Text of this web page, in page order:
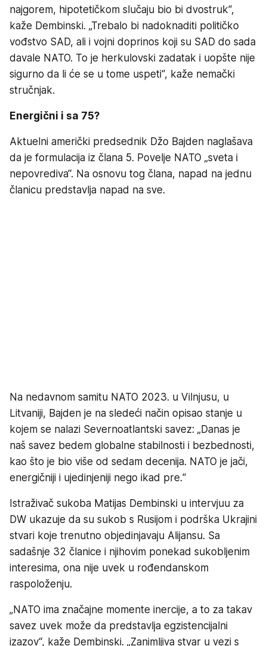
najgorem, hipotetičkom slučaju bio bi dvostruk“,
kaže Dembinski. „Trebalo bi nadoknaditi političko
vođstvo SAD, ali i vojni doprinos koji su SAD do sada
davale NATO. To je herkulovski zadatak i uopšte nije
sigurno da li će se u tome uspeti“, kaže nemački
stručnjak.
Energični i sa 75?
Aktuelni američki predsednik Džo Bajden naglašava
da je formulacija iz člana 5. Povelje NATO „sveta i
nepovrediva“. Na osnovu tog člana, napad na jednu
članicu predstavlja napad na sve.
Na nedavnom samitu NATO 2023. u Vilnjusu, u
Litvaniji, Bajden je na sledeći način opisao stanje u
kojem se nalazi Severnoatlantski savez: „Danas je
naš savez bedem globalne stabilnosti i bezbednosti,
kao što je bio više od sedam decenija. NATO je jači,
energičniji i ujedinjeniji nego ikad pre.“
Istraživač sukoba Matijas Dembinski u intervjuu za
DW ukazuje da su sukob s Rusijom i podrška Ukrajini
stvari koje trenutno objedinjavaju Alijansu. Sa
sadašnje 32 članice i njihovim ponekad sukobljenim
interesima, ona nije uvek u rođendanskom
raspoloženju.
„NATO ima značajne momente inercije, a to za takav
savez uvek može da predstavlja egzistencijalni
izazov“, kaže Dembinski. „Zanimljiva stvar u vezi s